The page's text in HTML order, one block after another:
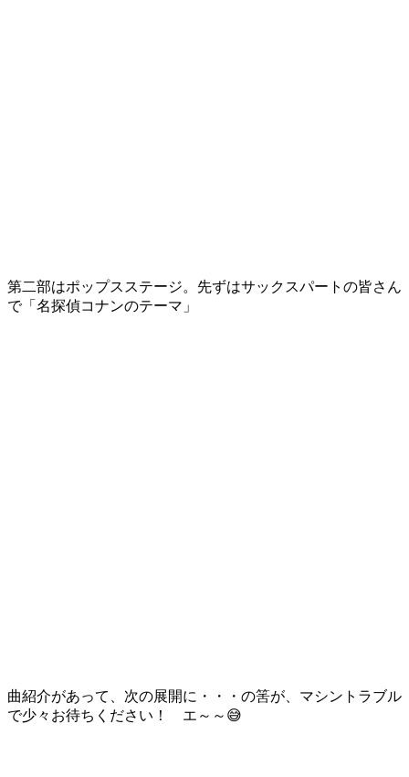
第二部はポップスステージ。先ずはサックスパートの皆さん
で「名探偵コナンのテーマ」
曲紹介があって、次の展開に・・・の筈が、マシントラブル
で少々お待ちください！ エ～～😅